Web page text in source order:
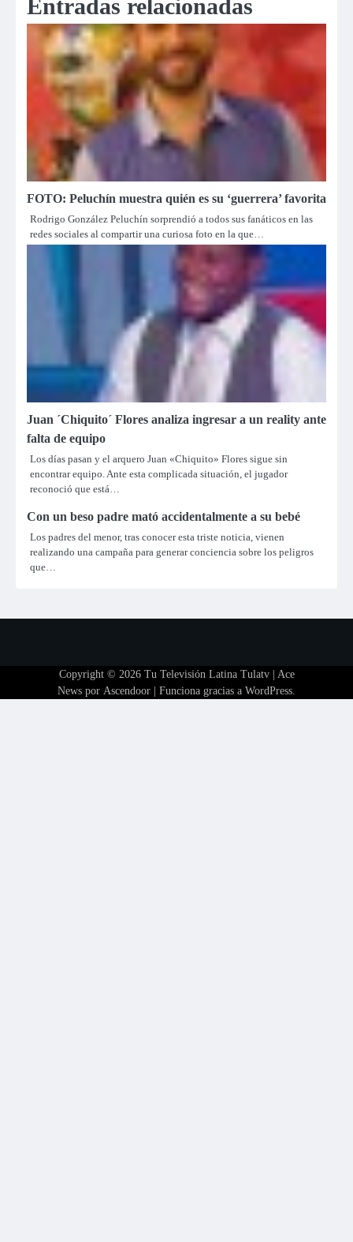
Entradas relacionadas
FOTO: Peluchín muestra quién es su ‘guerrera’ favorita
Rodrigo González Peluchín sorprendió a todos sus fanáticos en las
redes sociales al compartir una curiosa foto en la que…
Juan ´Chiquito´ Flores analiza ingresar a un reality ante
falta de equipo
Los días pasan y el arquero Juan «Chiquito» Flores sigue sin
encontrar equipo. Ante esta complicada situación, el jugador
reconoció que está…
Con un beso padre mató accidentalmente a su bebé
Los padres del menor, tras conocer esta triste noticia, vienen
realizando una campaña para generar conciencia sobre los peligros
que…
Copyright © 2026 Tu Televisión Latina Tulatv| Ace
News por Ascendoor | Funciona gracias a WordPress